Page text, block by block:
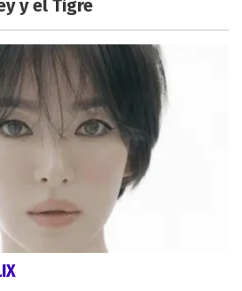
y el Tigre